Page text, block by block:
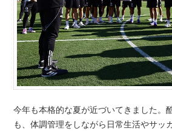
今年も本格的な夏が近づいてきました。
も、体調管理をしながら日常生活やサッ